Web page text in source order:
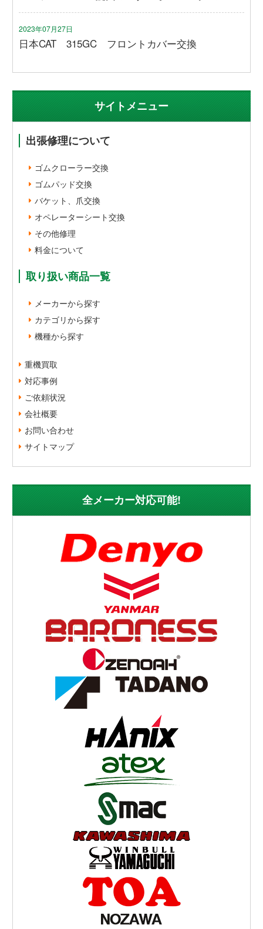
2023年07月27日
日本CAT 315GC フロントカバー交換
サイトメニュー
出張修理について
ゴムクローラー交換
ゴムパッド交換
バケット、爪交換
オペレーターシート交換
その他修理
料金について
取り扱い商品一覧
メーカーから探す
カテゴリから探す
機種から探す
重機買取
対応事例
ご依頼状況
会社概要
お問い合わせ
サイトマップ
全メーカー対応可能!